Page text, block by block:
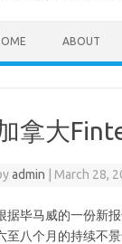
ABOUT
拿大
admin March 28,
据毕马威的一份新
至八个月的持续不景